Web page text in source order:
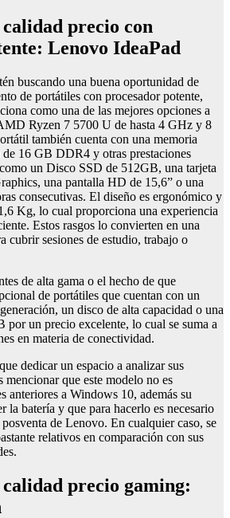
precio con
Lenovo IdeaPad
buscando una buena oportunidad de
de portátiles con procesador potente,
como una de las mejores opciones a
Ryzen 7 5700 U de hasta 4 GHz y 8
también cuenta con una memoria
16 GB DDR4 y otras prestaciones
un Disco SSD de 512GB, una tarjeta
una pantalla HD de 15,6” o una
consecutivas. El diseño es ergonómico y
Kg, lo cual proporciona una experiencia
Estos rasgos lo convierten en una
cubrir sesiones de estudio, trabajo o
de alta gama o el hecho de que
de portátiles que cuentan con un
un disco de alta capacidad o una
un precio excelente, lo cual se suma a
en materia de conectividad.
dedicar un espacio a analizar sus
mencionar que este modelo no es
anteriores a Windows 10, además su
la batería y que para hacerlo es necesario
de Lenovo. En cualquier caso, se
relativos en comparación con sus
precio gaming: